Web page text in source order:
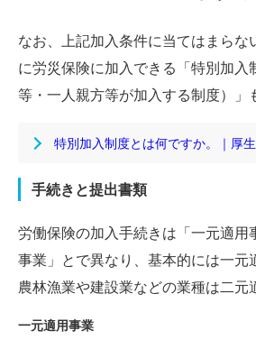
なお、上記加入条件に当てはまらな
に労災保険に加入できる「特別加入
等・一人親方等が加入する制度）」
特別加入制度とは何ですか。｜厚
手続きと提出書類
労働保険の加入手続きは「一元適用
事業」とで異なり、基本的には一元
農林漁業や建設業などの業種は二元
一元適用事業